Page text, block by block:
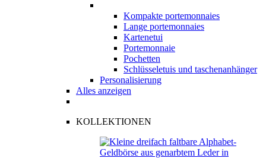
Kompakte portemonnaies
Lange portemonnaies
Kartenetui
Portemonnaie
Pochetten
Schlüsseletuis und taschenanhänger
Personalisierung
Alles anzeigen
KOLLEKTIONEN